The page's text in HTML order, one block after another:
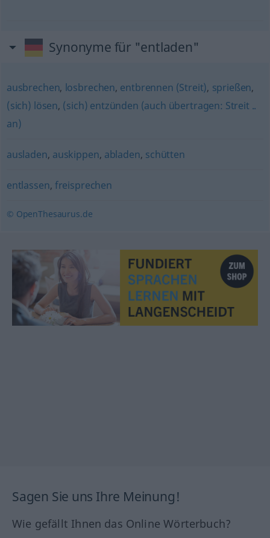
Synonyme für "entladen"
ausbrechen, losbrechen, entbrennen (Streit), sprießen,
(sich) lösen, (sich) entzünden (auch übertragen: Streit ..
an)
ausladen, auskippen, abladen, schütten
entlassen, freisprechen
© OpenThesaurus.de
Sagen Sie uns Ihre Meinung!
Wie gefällt Ihnen das Online Wörterbuch?